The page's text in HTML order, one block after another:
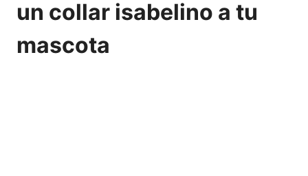
un collar isabelino a tu
mascota